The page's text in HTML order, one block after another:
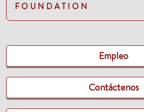
FOUNDATION
Empleo
Contáctenos